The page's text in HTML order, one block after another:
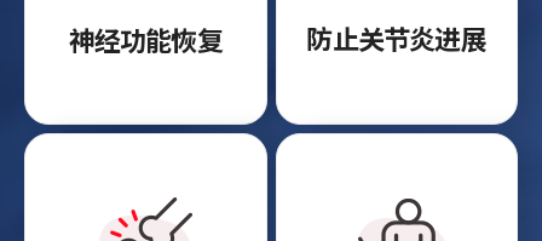
神经功能恢复 防止关节炎进展